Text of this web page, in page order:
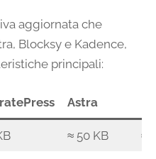
aggiornata che
Blocksy e Kadence,
principali:
Astra
≈ 50 KB ≈